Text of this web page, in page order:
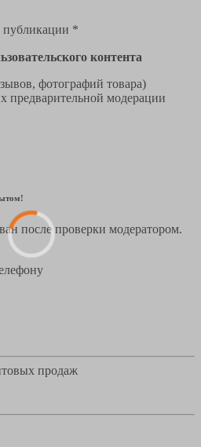
публикации *
контента
фотографий товара)
предварительной модерации
после проверки модератором.
продаж